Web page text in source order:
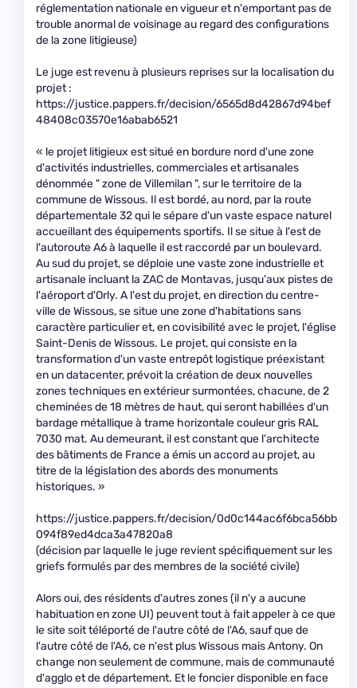
réglementation nationale en vigueur et n'emportant pas de
trouble anormal de voisinage au regard des configurations
de la zone litigieuse)
Le juge est revenu à plusieurs reprises sur la localisation du
projet :
https://justice.pappers.fr/decision/6565d8d42867d94bef
48408c03570e16abab6521
« le projet litigieux est situé en bordure nord d'une zone
d'activités industrielles, commerciales et artisanales
dénommée " zone de Villemilan ", sur le territoire de la
commune de Wissous. Il est bordé, au nord, par la route
départementale 32 qui le sépare d'un vaste espace naturel
accueillant des équipements sportifs. Il se situe à l'est de
l'autoroute A6 à laquelle il est raccordé par un boulevard.
Au sud du projet, se déploie une vaste zone industrielle et
artisanale incluant la ZAC de Montavas, jusqu'aux pistes de
l'aéroport d'Orly. A l'est du projet, en direction du centre-
ville de Wissous, se situe une zone d'habitations sans
caractère particulier et, en covisibilité avec le projet, l'église
Saint-Denis de Wissous. Le projet, qui consiste en la
transformation d'un vaste entrepôt logistique préexistant
en un datacenter, prévoit la création de deux nouvelles
zones techniques en extérieur surmontées, chacune, de 2
cheminées de 18 mètres de haut, qui seront habillées d'un
bardage métallique à trame horizontale couleur gris RAL
7030 mat. Au demeurant, il est constant que l'architecte
des bâtiments de France a émis un accord au projet, au
titre de la législation des abords des monuments
historiques. »
https://justice.pappers.fr/decision/0d0c144ac6f6bca56bb
094f89ed4dca3a47820a8
(décision par laquelle le juge revient spécifiquement sur les
griefs formulés par des membres de la société civile)
Alors oui, des résidents d'autres zones (il n'y a aucune
habituation en zone UI) peuvent tout à fait appeler à ce que
le site soit téléporté de l'autre côté de l'A6, sauf que de
l'autre côté de l'A6, ce n'est plus Wissous mais Antony. On
change non seulement de commune, mais de communauté
d'agglo et de département. Et le foncier disponible en face